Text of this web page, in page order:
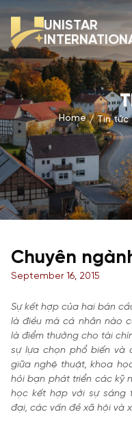
UNISTAR
Home Tin tức
Chuyên
September 16, 2015
Sự kết hợp của hai bán
là điều mà cá nhân nào
là điểm thưởng cho tài
sự lựa chọn phổ biến và
giữa nghệ thuật, khoa
hỏi bạn phát triển các kỹ
học kết hợp với sự sáng
đại, các vấn đề xã hội và